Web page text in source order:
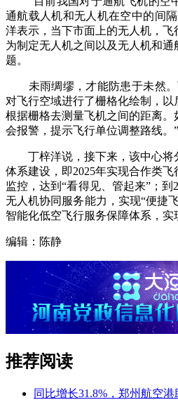
通航载人机和无人机在空中的间
洋表示，当下市面上的无人机，
为制定无人机之间以及无人机和
题。
未雨绸缪，才能防患于未然。
对飞行空域进行了栅格化绘制，
根据栅格去测量飞机之间的距离
会报警，提示飞行单位调整路线。”
丁梓洋说，接下来，该中心将
体系建设，即2025年实现合作类
监控，达到“看得见、管起来”；
无人机协同服务能力，实现“便捷
智能化低空飞行服务保障体系，实
编辑：陈静
推荐阅读
同比增长31.8%，郑州航空